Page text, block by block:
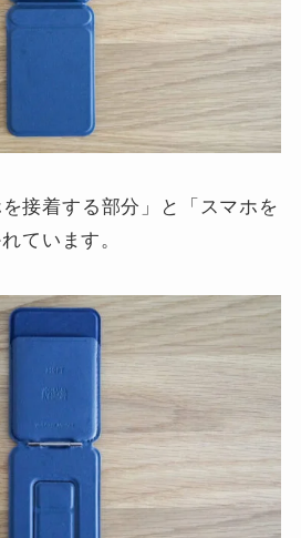
接着する部分」と「スマホを
ています。